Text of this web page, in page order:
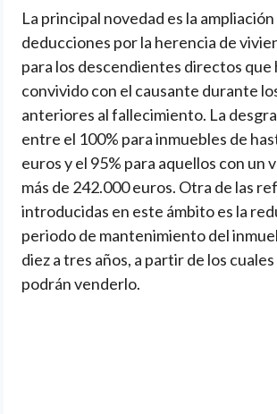
La principal novedad es la ampliación
deducciones por la herencia de
para los descendientes directos que
convivido con el causante durante
anteriores al fallecimiento. La
entre el 100% para inmuebles de
euros y el 95% para aquellos con un
más de 242.000 euros. Otra de las
introducidas en este ámbito es la
periodo de mantenimiento del
diez a tres años, a partir de los
podrán venderlo.